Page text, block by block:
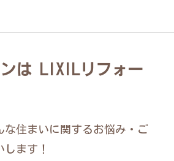
は LIXILリフォー
な住まいに関するお悩み・ご
ます！